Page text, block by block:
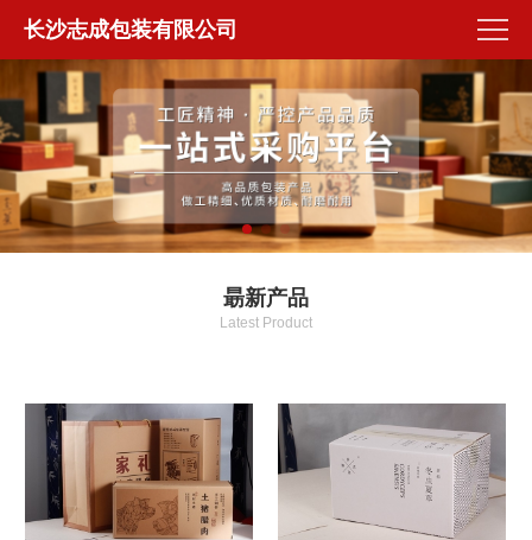
长沙志成包装有限公司
朂新产品
Latest Product